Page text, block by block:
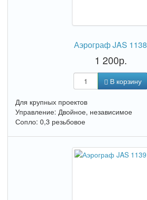
Аэрограф JAS 1138
1 200р.
В корзину
Для крупных проектов
Управление: Двойное, независимое
Сопло: 0,3 резьбовое